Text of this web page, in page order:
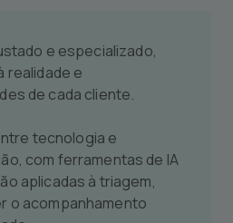
e especializado,
realidade e
de cada cliente.
tecnologia e
com ferramentas de IA
aplicadas à triagem,
o acompanhamento